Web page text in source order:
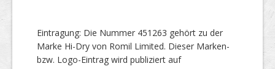
Eintragung: Die Nummer 451263 gehört zu der
Marke Hi-Dry von Romil Limited. Dieser Marken-
bzw. Logo-Eintrag wird publiziert auf